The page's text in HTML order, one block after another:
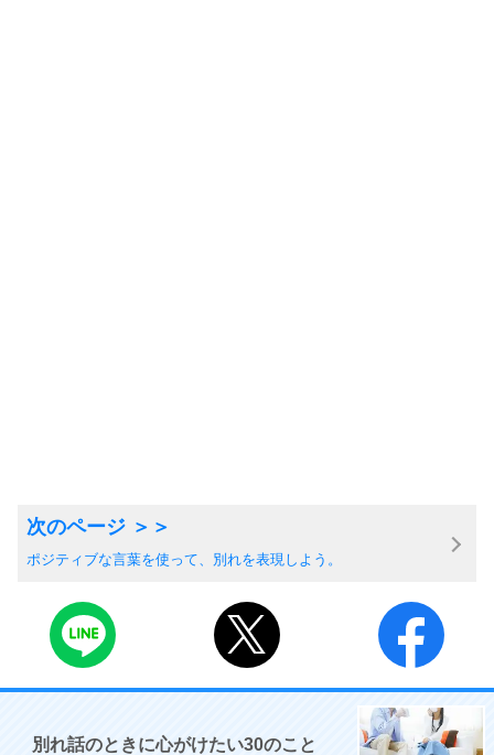
ポジティブな言葉を使って、別れを表現しよう。
別れ話のときに心がけたい30のこと